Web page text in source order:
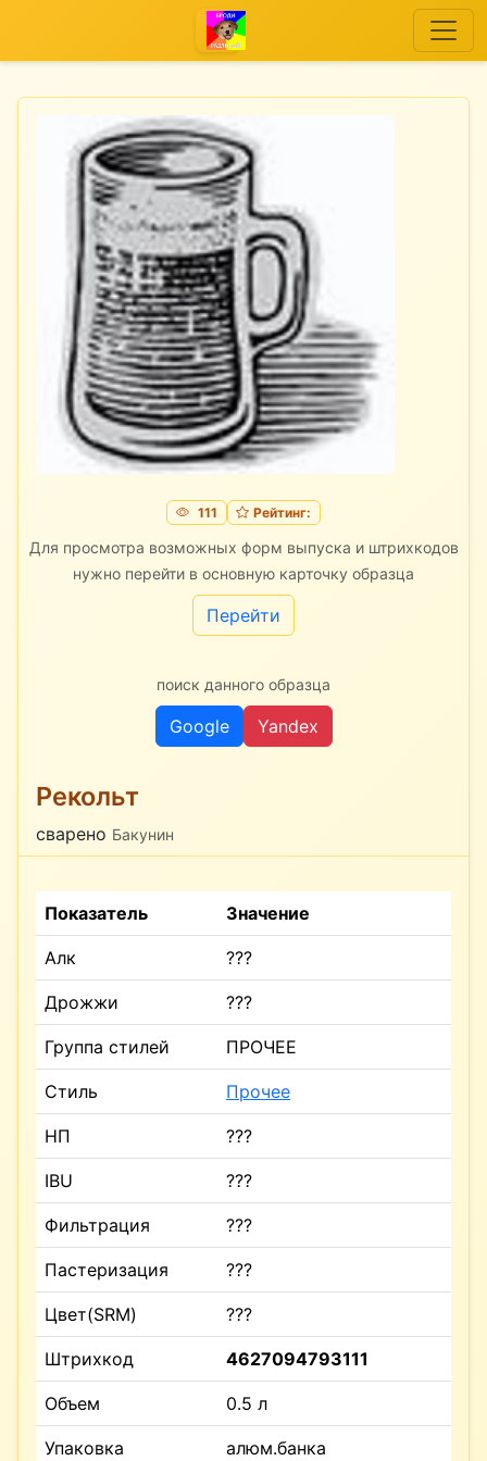
111 Рейтинг:
Для просмотра возможных форм выпуска и штрихкодов
нужно перейти в основную карточку образца
Перейти
поиск данного образца
Google Yandex
Рекольт
сварено Бакунин
Показатель Значение
Алк ???
Дрожжи ???
Группа стилей ПРОЧЕЕ
Стиль Прочее
НП ???
IBU ???
Фильтрация ???
Пастеризация ???
Цвет(SRM) ???
Штрихкод 4627094793111
Объем 0.5 л
Упаковка алюм.банка